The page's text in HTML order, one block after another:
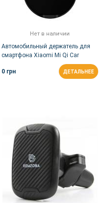
Нет в наличии
Автомобильный держатель для
смартфона Xiaomi Mi Qi Car
0 грн
ДЕТАЛЬНЕЕ